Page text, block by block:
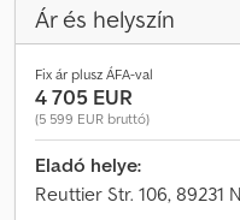
Ár és helyszín
Fix ár plusz ÁFA-val
4 705 EUR
(5 599 EUR bruttó)
Eladó helye:
Reuttier Str. 106, 89231